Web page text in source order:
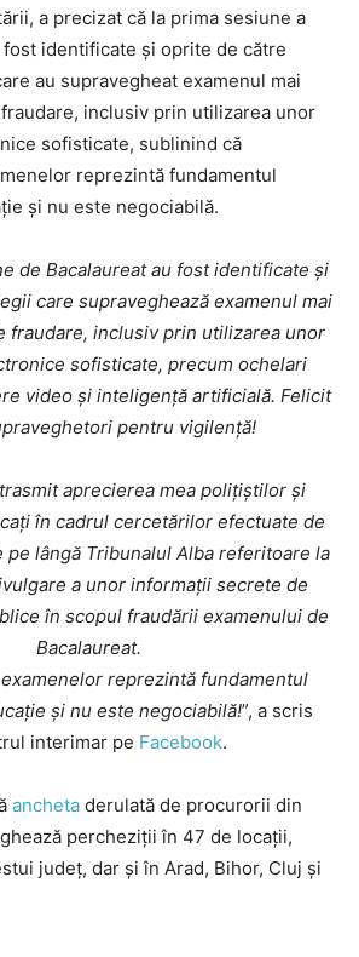
a precizat că la prima sesiune a
fost identificate și oprite de către
au supravegheat examenul mai
inclusiv prin utilizarea unor
sofisticate, sublinind că
reprezintă fundamentul
și nu este negociabilă.
de Bacalaureat au fost identificate și
care supraveghează examenul mai
fraudare, inclusiv prin utilizarea unor
sofisticate, precum ochelari
video și inteligență artificială. Felicit
pentru vigilență!
aprecierea mea polițiștilor și
în cadrul cercetărilor efectuate de
pe lângă Tribunalul Alba referitoare la
a unor informații secrete de
în scopul fraudării examenului de
Bacalaureat.
reprezintă fundamentul
și nu este negociabilă!”, a scris
interimar pe Facebook.
ancheta derulată de procurorii din
percheziții în 47 de locații,
județ, dar și în Arad, Bihor, Cluj şi